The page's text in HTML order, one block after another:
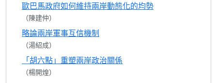
歐巴馬政府如何維持兩岸動態化的均勢
（陳建仲）
略論兩岸軍事互信機制
（湯紹成）
「胡六點」重塑兩岸政治關係
（楊開煌）